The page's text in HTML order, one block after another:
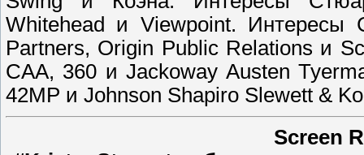
Whitehead и Viewpoint. Интересы
Partners, Origin Public Relations и
CAA, 360 и Jackoway Austen
42MP и Johnson Shapiro Slewett &
Screen